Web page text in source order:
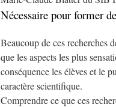
Nécessaire pour former
Beaucoup de ces recherches
que les aspects les plus
conséquence les élèves et le
caractère scientifique.
Comprendre ce que ces